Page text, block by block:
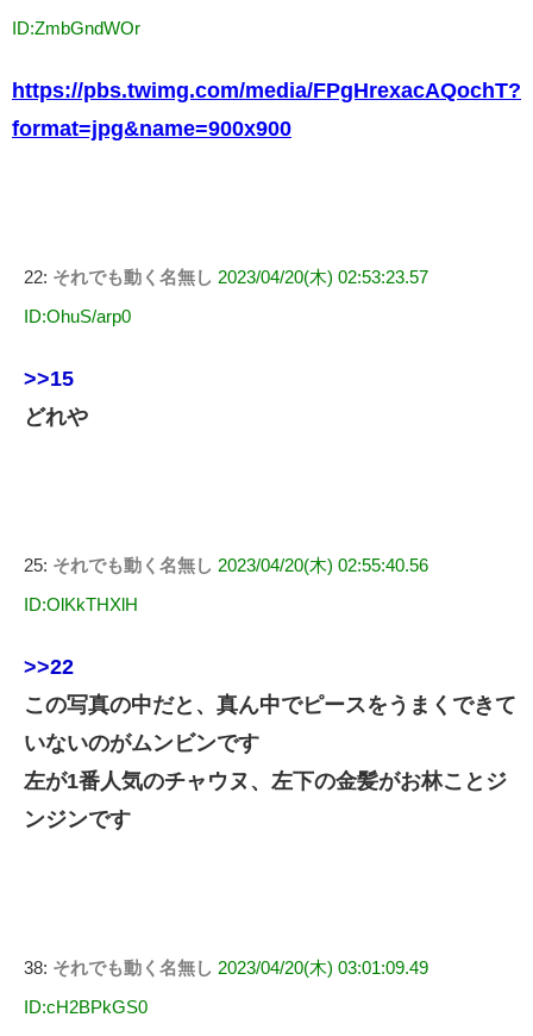
ID:ZmbGndWOr
https://pbs.twimg.com/media/FPgHrexacAQochT?
format=jpg&name=900x900
22: それでも動く名無し 2023/04/20(木) 02:53:23.57
ID:OhuS/arp0
>>15
どれや
25: それでも動く名無し 2023/04/20(木) 02:55:40.56
ID:OlKkTHXlH
>>22
この写真の中だと、真ん中でピースをうまくできて
いないのがムンビンです
左が1番人気のチャウヌ、左下の金髪がお林ことジ
ンジンです
38: それでも動く名無し 2023/04/20(木) 03:01:09.49
ID:cH2BPkGS0